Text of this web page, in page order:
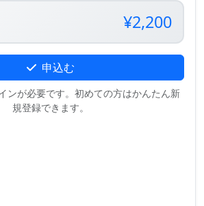
¥2,200
申込む
ンが必要です。初めての方はかんたん新
規登録できます。